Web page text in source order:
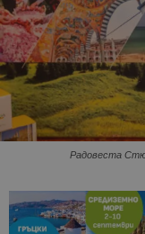
Радовеста